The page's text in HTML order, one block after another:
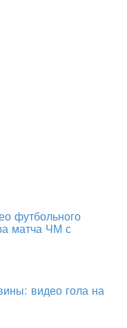
футбольного
матча ЧМ с
видео гола на